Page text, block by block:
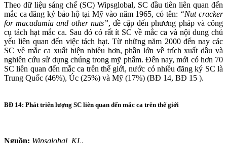
Theo dữ liệu sáng chế (SC) Wipsglobal, SC đầu tiên liên quan đến
mắc ca đăng ký bảo hộ tại Mỹ vào năm 1965, có tên: “Nut cracker
for macadamia and other nuts”, đề cập đến phương pháp và công
cụ tách hạt mắc ca. Sau đó có rất ít SC về mắc ca và nội dung chủ
yếu liên quan đến việc tách hạt. Từ những năm 2000 đến nay các
SC về mắc ca xuất hiện nhiều hơn, phần lớn về trích xuất dầu và
nghiên cứu sử dụng chúng trong mỹ phẩm. Đến nay, mới có hơn 70
SC liên quan đến mắc ca trên thế giới, nước có nhiều đăng ký SC là
Trung Quốc (46%), Úc (25%) và Mỹ (17%) (BĐ 14, BĐ 15 ).
BĐ 14: Phát triển lượng SC liên quan đến mắc ca trên thế giới
Nguồn: Wipsglobal, KL.